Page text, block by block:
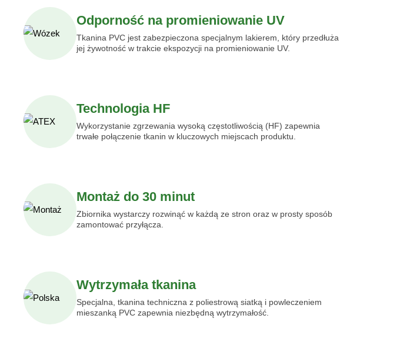
Odporność na promieniowanie UV
Tkanina PVC jest zabezpieczona specjalnym lakierem, który przedłuża
jej żywotność w trakcie ekspozycji na promieniowanie UV.
Technologia HF
Wykorzystanie zgrzewania wysoką częstotliwością (HF) zapewnia
trwałe połączenie tkanin w kluczowych miejscach produktu.
Montaż do 30 minut
Zbiornika wystarczy rozwinąć w każdą ze stron oraz w prosty sposób
zamontować przyłącza.
Wytrzymała tkanina
Specjalna, tkanina techniczna z poliestrową siatką i powleczeniem
mieszanką PVC zapewnia niezbędną wytrzymałość.